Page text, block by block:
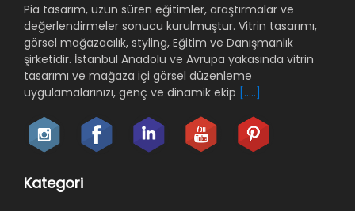
Pia tasarım, uzun süren eğitimler, araştırmalar ve
değerlendirmeler sonucu kurulmuştur. Vitrin tasarımı,
görsel mağazacılık, styling, Eğitim ve Danışmanlık
şirketidir. İstanbul Anadolu ve Avrupa yakasında vitrin
tasarımı ve mağaza içi görsel düzenleme
uygulamalarınızı, genç ve dinamik ekip [.....]
Kategori